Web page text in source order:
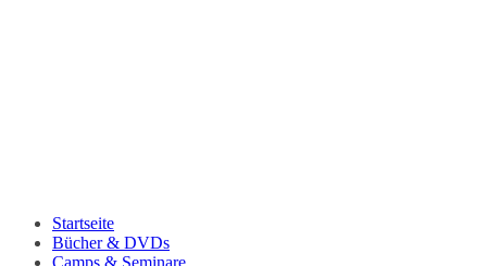
Startseite
Bücher & DVDs
Camps & Seminare